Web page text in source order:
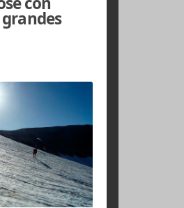
adaptándose con
éxito a las grandes
alturas